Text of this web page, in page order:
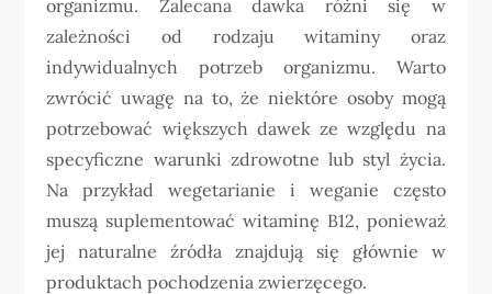
organizmu. Zalecana dawka różni się w
zależności od rodzaju witaminy oraz
indywidualnych potrzeb organizmu. Warto
zwrócić uwagę na to, że niektóre osoby mogą
potrzebować większych dawek ze względu na
specyficzne warunki zdrowotne lub styl życia.
Na przykład wegetarianie i weganie często
muszą suplementować witaminę B12, ponieważ
jej naturalne źródła znajdują się głównie w
produktach pochodzenia zwierzęcego.